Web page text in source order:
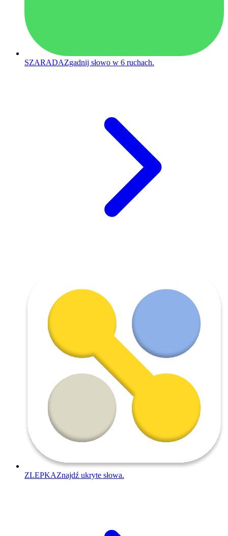
SZARADAZgadnij słowo w 6 ruchach.
ZLEPKAZnajdź ukryte słowa.